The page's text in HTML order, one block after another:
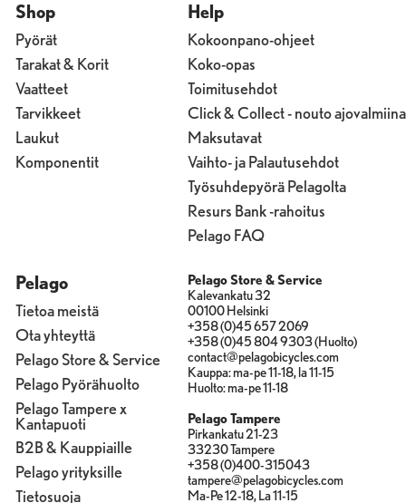
Shop
Pyörät
Tarakat & Korit
Vaatteet
Tarvikkeet
Laukut
Komponentit
Help
Kokoonpano-ohjeet
Koko-opas
Toimitusehdot
Click & Collect - nouto ajovalmiina
Maksutavat
Vaihto- ja Palautusehdot
Työsuhdepyörä Pelagolta
Resurs Bank -rahoitus
Pelago FAQ
Pelago
Tietoa meistä
Ota yhteyttä
Pelago Store & Service
Pelago Pyörähuolto
Pelago Tampere x
Kantapuoti
B2B & Kauppiaille
Pelago yrityksille
Tietosuoja
Pelago Store & Service
Kalevankatu 32
00100 Helsinki
+358 (0)45 657 2069
+358 (0)45 804 9303 (Huolto)
contact@pelagobicycles.com
Kauppa: ma-pe 11-18, la 11-15
Huolto: ma-pe 11-18
Pelago Tampere
Pirkankatu 21-23
33230 Tampere
+358 (0)400-315043
tampere@pelagobicycles.com
Ma-Pe 12-18, La 11-15